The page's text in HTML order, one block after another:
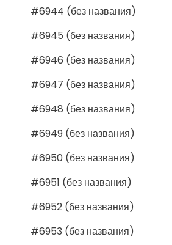
#6944 (без названия)
#6945 (без названия)
#6946 (без названия)
#6947 (без названия)
#6948 (без названия)
#6949 (без названия)
#6950 (без названия)
#6951 (без названия)
#6952 (без названия)
#6953 (без названия)